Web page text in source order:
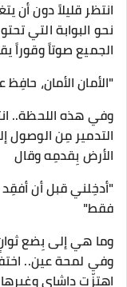
انتظر قليلاً دون أن
نحو البوابة التي
الجميع صوتاً وقوراً
"الأمان الأمان،
وفي هذه اللحظة..
التدمير مِن الوصول
الأرض بِقدمِه وقال
"أدخِلني قبل أن أفقِد
فقط"
وما هي إلى بِضع
وفي لمحة عين..
اهتزّت داشاي وغيرها